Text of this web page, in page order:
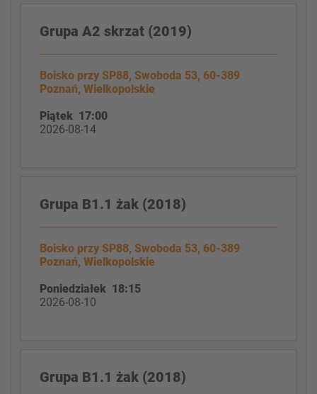
Grupa A2 skrzat (2019)
Boisko przy SP88, Swoboda 53, 60-389
Poznań, Wielkopolskie
Piątek 17:00
2026-08-14
Grupa B1.1 żak (2018)
Boisko przy SP88, Swoboda 53, 60-389
Poznań, Wielkopolskie
Poniedziałek 18:15
2026-08-10
Grupa B1.1 żak (2018)